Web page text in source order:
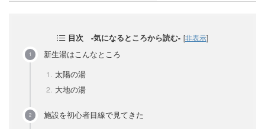
目次 -気になるところから読む- [非表示]
新生湯はこんなところ
太陽の湯
大地の湯
施設を初心者目線で見てきた